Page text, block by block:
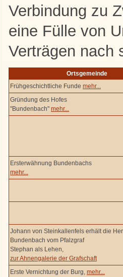
Verbindung zu
eine Fülle von
Verträgen nach
Ortsgemeinde
Frühgeschichtliche Funde mehr...
Gründung des Hofes
"Bundenbach" mehr...
Ersterwähnung Bundenbachs
mehr...
Johann von Steinkallenfels erhält die
Bundenbach vom Pfalzgraf
Stephan als Lehen,
zur Ahnengalerie der Grafschaft
Erste Vernichtung der Burg, mehr...